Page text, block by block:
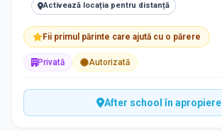
Activează locația pentru distanță
Fii primul părinte care ajută cu o părere
Privată Autorizată
After school în apropiere